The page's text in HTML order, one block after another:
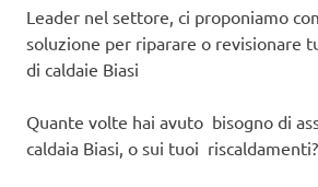
Leader nel settore, ci proponiamo
soluzione per riparare o revisionare
di caldaie Biasi
Quante volte hai avuto bisogno di
caldaia Biasi, o sui tuoi riscaldamenti?